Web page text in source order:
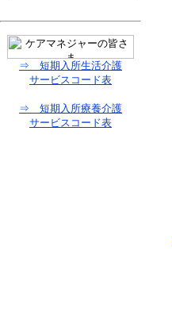
⇒ 短期入所生活介護
サービスコード表
⇒ 短期入所療養介護
サービスコード表